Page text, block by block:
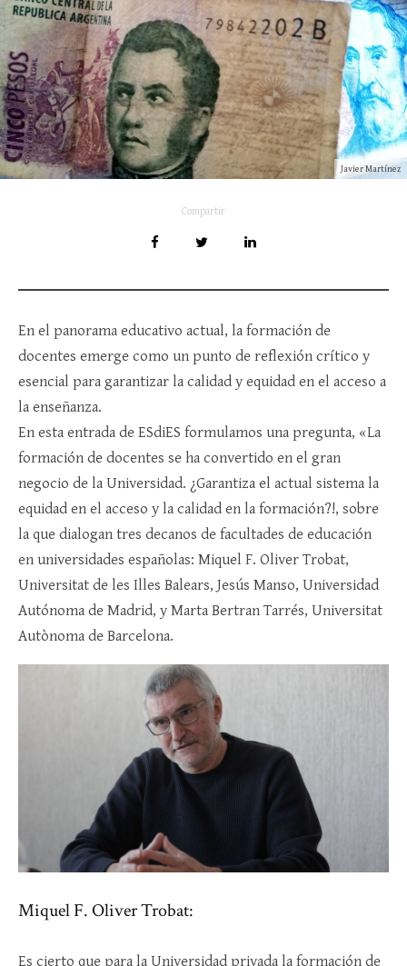
Javier Martínez
Compartir
En el panorama educativo actual, la formación de
docentes emerge como un punto de reflexión crítico y
esencial para garantizar la calidad y equidad en el acceso a
la enseñanza.
En esta entrada de ESdiES formulamos una pregunta, «La
formación de docentes se ha convertido en el gran
negocio de la Universidad. ¿Garantiza el actual sistema la
equidad en el acceso y la calidad en la formación?!, sobre
la que dialogan tres decanos de facultades de educación
en universidades españolas: Miquel F. Oliver Trobat,
Universitat de les Illes Balears, Jesús Manso, Universidad
Autónoma de Madrid, y Marta Bertran Tarrés, Universitat
Autònoma de Barcelona.
Miquel F. Oliver Trobat:
Es cierto que para la Universidad privada la formación de